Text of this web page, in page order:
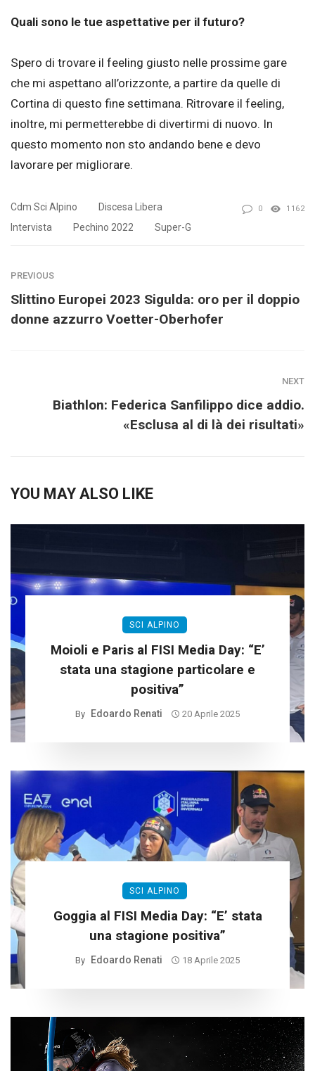
Quali sono le tue aspettative per il futuro?
Spero di trovare il feeling giusto nelle prossime gare
che mi aspettano all’orizzonte, a partire da quelle di
Cortina di questo fine settimana. Ritrovare il feeling,
inoltre, mi permetterebbe di divertirmi di nuovo. In
questo momento non sto andando bene e devo
lavorare per migliorare.
Cdm Sci Alpino
Discesa Libera
Intervista
Pechino 2022 Super-G
0 1162
PREVIOUS
Slittino Europei 2023 Sigulda: oro per il doppio
donne azzurro Voetter-Oberhofer
NEXT
Biathlon: Federica Sanfilippo dice addio.
«Esclusa al di là dei risultati»
YOU MAY ALSO LIKE
SCI ALPINO
Moioli e Paris al FISI Media Day: “E’
stata una stagione particolare e
positiva”
By Edoardo Renati 20 Aprile 2025
SCI ALPINO
Goggia al FISI Media Day: “E’ stata
una stagione positiva”
By Edoardo Renati 18 Aprile 2025